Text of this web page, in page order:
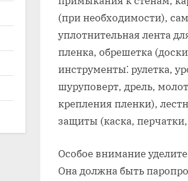
(при необходимости),
уплотнительная лента
пленка, обрешетка
инструменты⁚ рулетка,
шуруповерт, дрель,
крепления пленки),
защиты (каска,
Особое внимание
Она должна быть